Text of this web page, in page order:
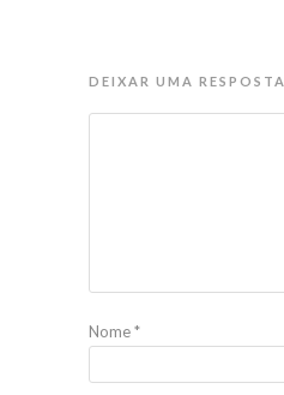
DEIXAR UMA RESPOSTA
Nome*